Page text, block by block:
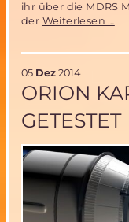
ihr über die MDRS
der Weiterlesen …
05 Dez 2014
ORION
GETESTET